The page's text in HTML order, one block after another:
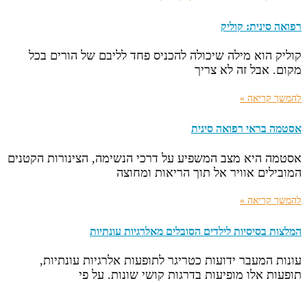
רפואה סינית: קוליק
קוליק הוא מילה שיכולה להכניס פחד לליבם של הורים בכל
מקום. אבל זה לא צריך
להמשך קריאה »
אסטמה בראי רפואה סינית
אסטמה היא מצב המשפיע על דרכי הנשימה, הצינורות הקטנים
המובילים אוויר אל תוך הריאות ומחוצה
להמשך קריאה »
המלצות בסיסיות לילדים הסובלים מאלרגיות עונתיות
עונות המעבר ידועות כטריגר לתופעות אלרגיות עונתיות,
תופעות אלו מופיעות בדרגות קושי שונות. על פי